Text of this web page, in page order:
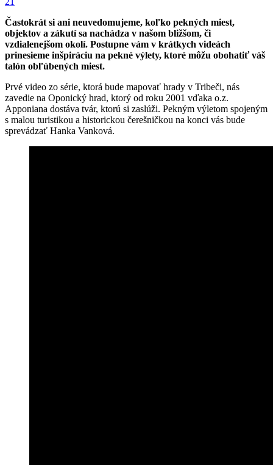
Častokrát si ani neuvedomujeme, koľko pekných miest,
objektov a zákutí sa nachádza v našom bližšom, či
vzdialenejšom okolí. Postupne vám v krátkych videách
prinesieme inšpiráciu na pekné výlety, ktoré môžu obohatiť váš
talón obľúbených miest.
Prvé video zo série, ktorá bude mapovať hrady v Tribeči, nás
zavedie na Oponický hrad, ktorý od roku 2001 vďaka o.z.
Apponiana dostáva tvár, ktorú si zaslúži. Pekným výletom spojeným
s malou turistikou a historickou čerešničkou na konci vás bude
sprevádzať Hanka Vanková.